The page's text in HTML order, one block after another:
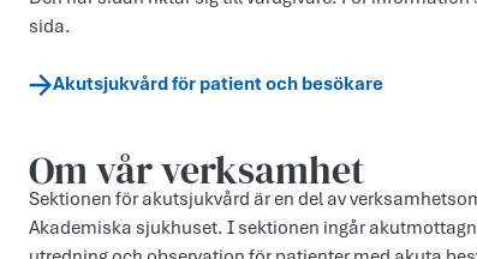
sida.
Akutsjukvård för patient och besökare
Om vår verksamhet
Sektionen för akutsjukvård är en del av
Akademiska sjukhuset. I sektionen ingår